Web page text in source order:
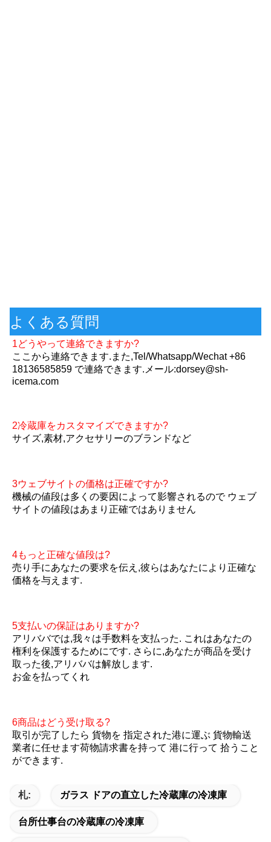
よくある質問
1どうやって連絡できますか?
ここから連絡できます.また,Tel/Whatsapp/Wechat +86
18136585859 で連絡できます.メール:dorsey@sh-
icema.com
2冷蔵庫をカスタマイズできますか?
サイズ,素材,アクセサリーのブランドなど
3ウェブサイトの価格は正確ですか?
機械の値段は多くの要因によって影響されるので ウェブ
サイトの値段はあまり正確ではありません
4もっと正確な値段は?
売り手にあなたの要求を伝え,彼らはあなたにより正確な
価格を与えます.
5支払いの保証はありますか?
アリババでは,我々は手数料を支払った. これはあなたの
権利を保護するためにです. さらに,あなたが商品を受け
取った後,アリババは解放します.
お金を払ってくれ
6商品はどう受け取る?
取引が完了したら 貨物を 指定された港に運ぶ 貨物輸送
業者に任せます荷物請求書を持って 港に行って 拾うこと
ができます.
札: ガラス ドアの直立した冷蔵庫の冷凍庫
台所仕事台の冷蔵庫の冷凍庫